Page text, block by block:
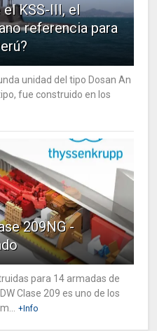
KSS-III, el
referencia para
unidad del tipo Dosan An
fue construido en los
209NG -
para 14 armadas de
Clase 209 es uno de los
+Info